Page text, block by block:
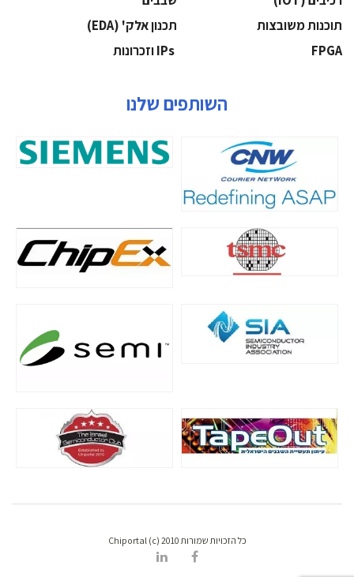
‫תוכנות משובצות‬
‫תכנון אלק' (‪(EDA‬‬
‫‪FPGA‬‬
השותפים שלנו
כל הזכויות שמורות Chiportal (c) 2010